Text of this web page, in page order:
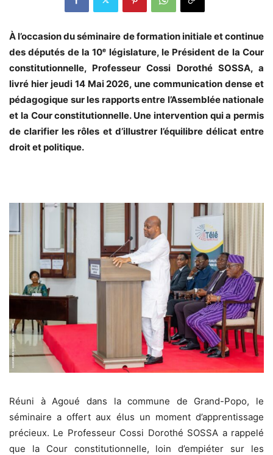
À l’occasion du séminaire de formation initiale et continue
des députés de la 10ᵉ législature, le Président de la Cour
constitutionnelle, Professeur Cossi Dorothé SOSSA, a
livré hier jeudi 14 Mai 2026, une communication dense et
pédagogique sur les rapports entre l’Assemblée nationale
et la Cour constitutionnelle. Une intervention qui a permis
de clarifier les rôles et d’illustrer l’équilibre délicat entre
droit et politique.
Réuni à Agoué dans la commune de Grand-Popo, le
séminaire a offert aux élus un moment d’apprentissage
précieux. Le Professeur Cossi Dorothé SOSSA a rappelé
que la Cour constitutionnelle, loin d’empiéter sur les